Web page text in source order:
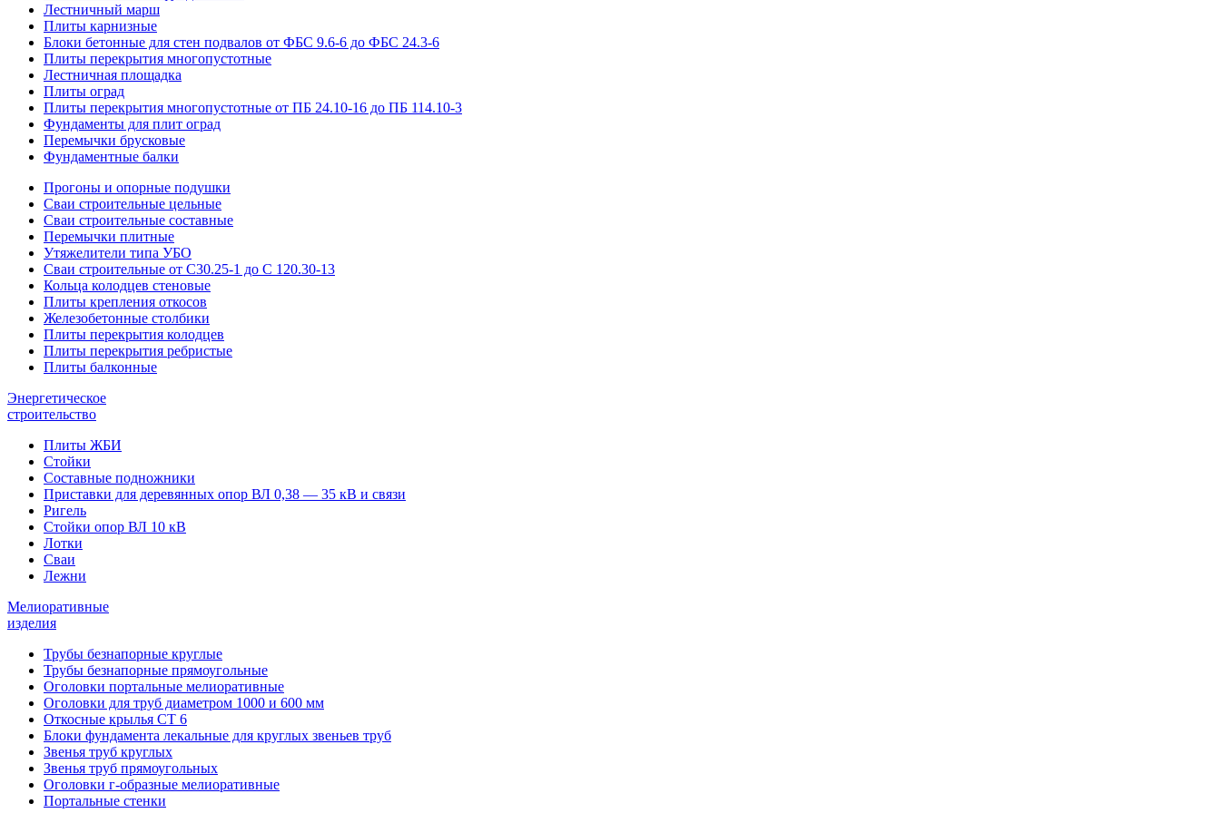
Лестничный марш
Плиты карнизные
Блоки бетонные для стен подвалов от ФБС 9.6-6 до ФБС 24.3-6
Плиты перекрытия многопустотные
Лестничная площадка
Плиты оград
Плиты перекрытия многопустотные от ПБ 24.10-16 до ПБ 114.10-3
Фундаменты для плит оград
Перемычки брусковые
Фундаментные балки
Прогоны и опорные подушки
Сваи строительные цельные
Сваи строительные составные
Перемычки плитные
Утяжелители типа УБО
Сваи строительные от С30.25-1 до С 120.30-13
Кольца колодцев стеновые
Плиты крепления откосов
Железобетонные столбики
Плиты перекрытия колодцев
Плиты перекрытия ребристые
Плиты балконные
Энергетическое
строительство
Плиты ЖБИ
Стойки
Составные подножники
Приставки для деревянных опор ВЛ 0,38 — 35 кВ и связи
Ригель
Стойки опор ВЛ 10 кВ
Лотки
Сваи
Лежни
Мелиоративные
изделия
Трубы безнапорные круглые
Трубы безнапорные прямоугольные
Оголовки портальные мелиоративные
Оголовки для труб диаметром 1000 и 600 мм
Откосные крылья СТ 6
Блоки фундамента лекальные для круглых звеньев труб
Звенья труб круглых
Звенья труб прямоугольных
Оголовки г-образные мелиоративные
Портальные стенки